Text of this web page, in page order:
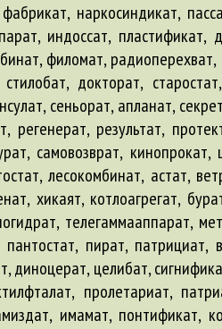
наркосиндикат,
индоссат,
филомат,
докторат,
сеньорат, апланат,
регенерат, результат,
самовозврат,
лесокомбинат, астат,
хикаят, котлоагрегат,
телегаммааппарат,
пират,
диноцерат, целибат,
пролетариат,
имамат, понтификат,